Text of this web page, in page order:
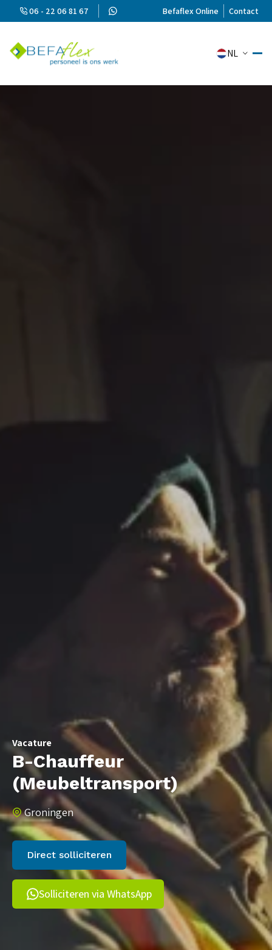
06 - 22 06 81 67 Befaflex Online Contact
NL
Vacature
B-Chauffeur
(Meubeltransport)
Groningen
Direct solliciteren
Solliciteren via WhatsApp